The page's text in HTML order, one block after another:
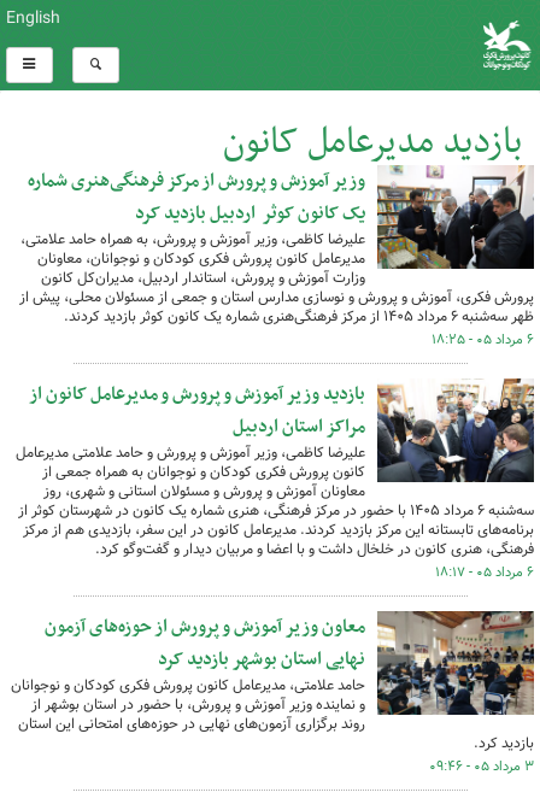
English
بازدید مدیرعامل کانون
کل اخبار:35
وزیر آموزش و پرورش از مرکز فرهنگی‌هنری شماره
یک کانون کوثر اردبیل بازدید کرد
علیرضا کاظمی، وزیر آموزش و پرورش، به همراه حامد علامتی،
مدیرعامل کانون پرورش فکری کودکان و نوجوانان، معاونان
وزارت آموزش و پرورش، استاندار اردبیل، مدیران‌کل کانون
پرورش فکری، آموزش و پرورش و نوسازی مدارس استان و جمعی از مسئولان محلی، پیش از
ظهر سه‌شنبه ۶ مرداد ۱۴۰۵ از مرکز فرهنگی‌هنری شماره یک کانون کوثر بازدید کردند.
۶ مرداد ۰۵ - ۱۸:۲۵
بازدید وزیر آموزش و پرورش و مدیرعامل کانون از
مراکز استان اردبیل
علیرضا کاظمی، وزیر آموزش و پرورش و حامد علامتی مدیرعامل
کانون پرورش فکری کودکان و نوجوانان به همراه جمعی از
معاونان آموزش و پرورش و مسئولان استانی و شهری، روز
سه‌شنبه ۶ مرداد ۱۴۰۵ با حضور در مرکز فرهنگی، هنری شماره یک کانون در شهرستان کوثر از
برنامه‌های تابستانه این مرکز بازدید کردند. مدیرعامل کانون در این سفر، بازدیدی هم از مرکز
فرهنگی، هنری کانون در خلخال داشت و با اعضا و مربیان دیدار و گفت‌وگو کرد.
۶ مرداد ۰۵ - ۱۸:۱۷
معاون وزیر آموزش و پرورش از حوزه‌های آزمون
نهایی استان بوشهر بازدید کرد
حامد علامتی، مدیرعامل کانون پرورش فکری کودکان و نوجوانان
و نماینده وزیر آموزش و پرورش، با حضور در استان بوشهر از
روند برگزاری آزمون‌های نهایی در حوزه‌های امتحانی این استان
بازدید کرد.
۳ مرداد ۰۵ - ۰۹:۴۶